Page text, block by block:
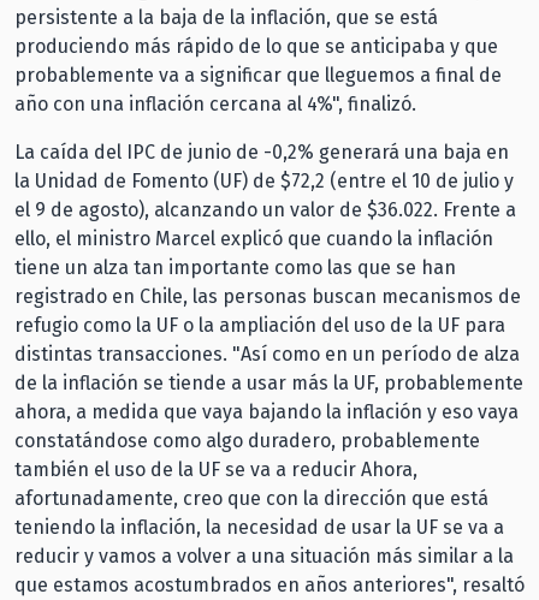
persistente a la baja de la inflación, que se está
produciendo más rápido de lo que se anticipaba y que
probablemente va a significar que lleguemos a final de
año con una inflación cercana al 4%", finalizó.
La caída del IPC de junio de -0,2% generará una baja en
la Unidad de Fomento (UF) de $72,2 (entre el 10 de julio y
el 9 de agosto), alcanzando un valor de $36.022. Frente a
ello, el ministro Marcel explicó que cuando la inflación
tiene un alza tan importante como las que se han
registrado en Chile, las personas buscan mecanismos de
refugio como la UF o la ampliación del uso de la UF para
distintas transacciones. "Así como en un período de alza
de la inflación se tiende a usar más la UF, probablemente
ahora, a medida que vaya bajando la inflación y eso vaya
constatándose como algo duradero, probablemente
también el uso de la UF se va a reducir Ahora,
afortunadamente, creo que con la dirección que está
teniendo la inflación, la necesidad de usar la UF se va a
reducir y vamos a volver a una situación más similar a la
que estamos acostumbrados en años anteriores", resaltó